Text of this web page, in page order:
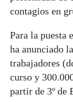
contagios en
Para la puesta
ha anunciado
trabajadores
curso y
partir de 3º de